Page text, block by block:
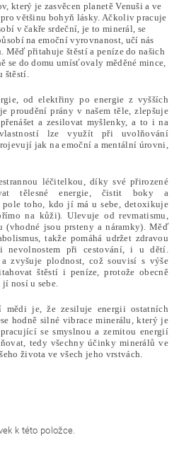
který je zasvěcen planetě Venuši a ve
většinu bohyň lásky. Ačkoliv pracuje
v čakře srdeční, je to minerál, se
na emoční vyrovnanost, učí nás
Měď přitahuje štěstí a peníze do našich
se do domu umísťovaly měděné mince,
štěstí.
od elektřiny po energie z vyšších
proudění prány v našem těle, zlepšuje
a zesilovat myšlenky, a to i na
lze využít při uvolňování
jak na emoční a mentální úrovni,
léčitelkou, díky své přirozené
tělesné energie, čistit boky a
pole toho, kdo jí má u sebe, detoxikuje
na kůži). Ulevuje od revmatismu,
jsou prsteny a náramky). Měď
takže pomáhá udržet zdravou
nevolnostem při cestování, i u dětí.
zvyšuje plodnost, což souvisí s výše
štěstí i peníze, protože obecně
nosí u sebe.
mědi je, že zesiluje energii ostatních
hodně silné vibrace minerálu, který je
se smyslnou a zemitou energií
tedy všechny účinky minerálů ve
života ve všech jeho vrstvách.
k této položce.